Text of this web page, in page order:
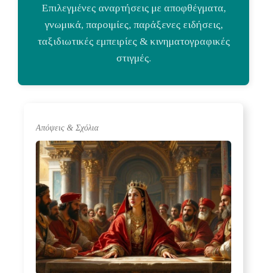
Επιλεγμένες αναρτήσεις με αποφθέγματα,
γνωμικά, παροιμίες, παράξενες ειδήσεις,
ταξιδιωτικές εμπειρίες & κινηματογραφικές
στιγμές.
Απόψεις & Σχόλια